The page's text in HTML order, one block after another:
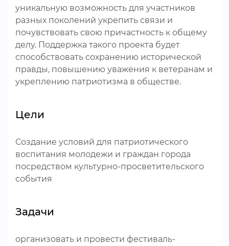
уникальную возможность для участников
разных поколений укрепить связи и
почувствовать свою причастность к общему
делу. Поддержка такого проекта будет
способствовать сохранению исторической
правды, повышению уважения к ветеранам и
укреплению патриотизма в обществе.
Цели
Создание условий для патриотического
воспитания молодежи и граждан города
посредством культурно-просветительского
события
Задачи
организовать и провести фестиваль-